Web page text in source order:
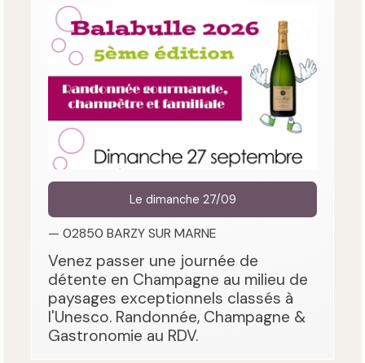
Le dimanche 27/09
— 02850 BARZY SUR MARNE
Venez passer une journée de
détente en Champagne au milieu de
paysages exceptionnels classés à
l'Unesco. Randonnée, Champagne &
Gastronomie au RDV.